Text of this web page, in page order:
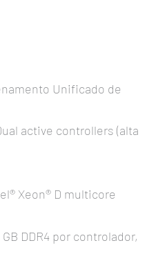
Unificado de
active controllers (alta
Xeon® D multicore
GB DDR4 por controlador,